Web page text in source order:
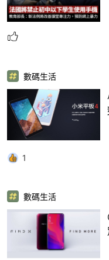
數碼生活
1
數碼生活